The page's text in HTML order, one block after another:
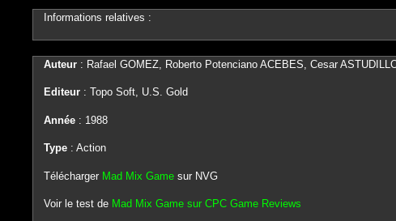
Informations relatives :
Auteur: Rafael GOMEZ, Roberto Potenciano ACEBES, Cesar
Editeur: Topo Soft, U.S. Gold
Année: 1988
Type: Action
Télécharger Mad Mix Gamesur NVG
Voir le test de Mad Mix Game sur CPC Game Reviews